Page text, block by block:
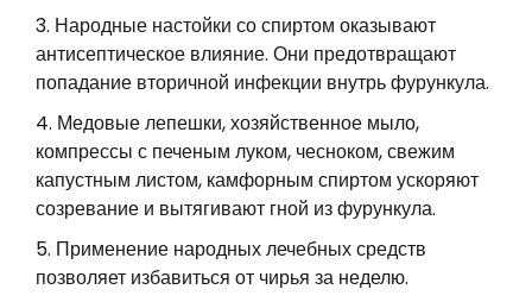
Народные настойки со спиртом оказывают
антисептическое влияние. Они предотвращают
попадание вторичной инфекции внутрь фурункула.
Медовые лепешки, хозяйственное мыло,
компрессы с печеным луком, чесноком, свежим
капустным листом, камфорным спиртом ускоряют
созревание и вытягивают гной из фурункула.
Применение народных лечебных средств
позволяет избавиться от чирья за неделю.